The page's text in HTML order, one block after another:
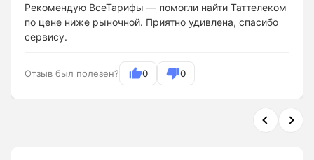
Рекомендую ВсеТарифы — помогли найти Таттелеком
по цене ниже рыночной. Приятно удивлена, спасибо
сервису.
Отзыв был полезен? 0 0